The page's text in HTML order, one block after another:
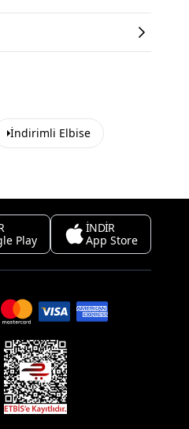
İndirimli Elbise
Play
İNDİR
App Store